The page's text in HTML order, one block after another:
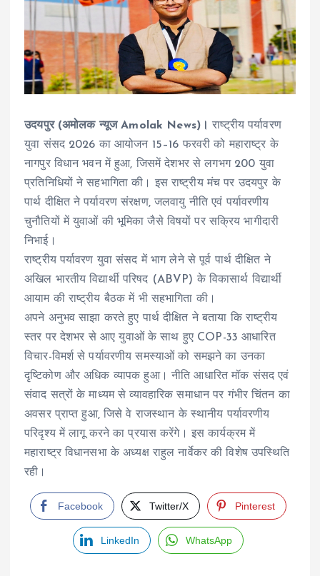
उदयपुर (अमोलक न्यूज Amolak News)। राष्ट्रीय पर्यावरण
युवा संसद 2026 का आयोजन 15–16 फरवरी को महाराष्ट्र के
नागपुर विधान भवन में हुआ, जिसमें देशभर से लगभग 200 युवा
प्रतिनिधियों ने सहभागिता की। इस राष्ट्रीय मंच पर उदयपुर के
पार्थ दीक्षित ने पर्यावरण संरक्षण, जलवायु नीति एवं पर्यावरणीय
चुनौतियों में युवाओं की भूमिका जैसे विषयों पर सक्रिय भागीदारी
निभाई।
राष्ट्रीय पर्यावरण युवा संसद में भाग लेने से पूर्व पार्थ दीक्षित ने
अखिल भारतीय विद्यार्थी परिषद (ABVP) के विकासार्थ विद्यार्थी
आयाम की राष्ट्रीय बैठक में भी सहभागिता की।
अपने अनुभव साझा करते हुए पार्थ दीक्षित ने बताया कि राष्ट्रीय
स्तर पर देशभर से आए युवाओं के साथ हुए COP-33 आधारित
विचार-विमर्श से पर्यावरणीय समस्याओं को समझने का उनका
दृष्टिकोण और अधिक व्यापक हुआ। नीति आधारित मॉक संसद एवं
संवाद सत्रों के माध्यम से व्यावहारिक समाधान पर गंभीर चिंतन का
अवसर प्राप्त हुआ, जिसे वे राजस्थान के स्थानीय पर्यावरणीय
परिदृश्य में लागू करने का प्रयास करेंगे। इस कार्यक्रम में
महाराष्ट्र विधानसभा के अध्यक्ष राहुल नार्वेकर की विशेष उपस्थिति
रही।
Facebook Twitter/X Pinterest
LinkedIn WhatsApp